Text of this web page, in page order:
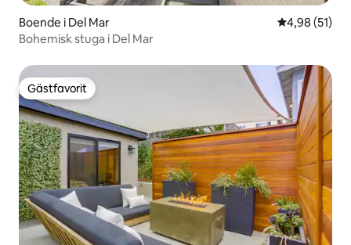
Boende i Del Mar 4,98 av 5 i
4,98 (51)
Bohemisk stuga i Del Mar
Gästfavorit
Gästfavorit